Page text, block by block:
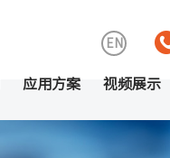
EN
应用方案 视频展示